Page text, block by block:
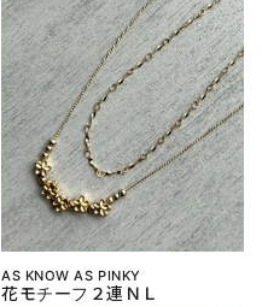
AS KNOW AS PINKY
花モチーフ２連ＮＬ